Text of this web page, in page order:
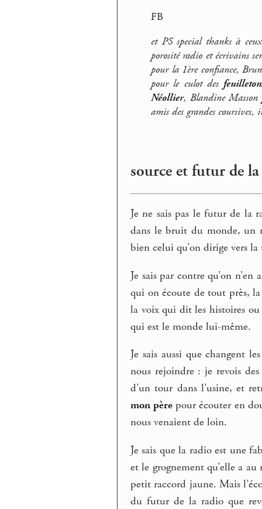
FB
et PS special thanks à
porosité radio et écrivains
pour la 1ère confiance,
pour le culot des
Néollier, Blandine
amis des grandes
source et futur de
Je ne sais pas le futur de la
dans le bruit du monde, un
bien celui qu’on dirige vers
Je sais par contre qu’on
qui on écoute de tout près,
la voix qui dit les histoires
qui est le monde lui-même.
Je sais aussi que changent
nous rejoindre : je revois des
d’un tour dans l’usine, et
mon père pour écouter en
nous venaient de loin.
Je sais que la radio est une
et le grognement qu’elle a
petit raccord jaune. Mais
du futur de la radio que